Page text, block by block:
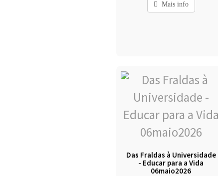
Mais info
Das Fraldas à Universidade
- Educar para a Vida
06maio2026